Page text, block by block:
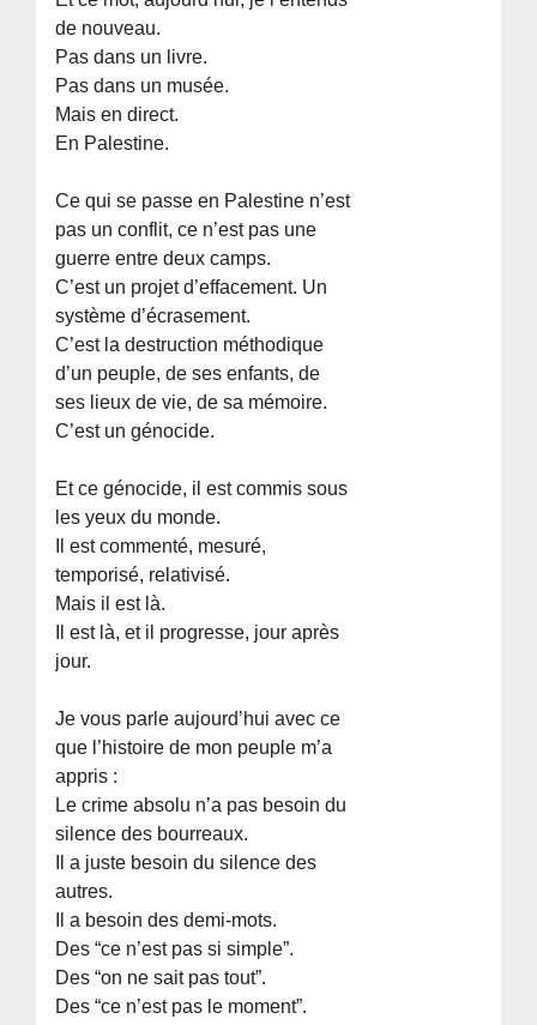
de nouveau.
Pas dans un livre.
Pas dans un musée.
Mais en direct.
En Palestine.
Ce qui se passe en Palestine n’est
pas un conflit, ce n’est pas une
guerre entre deux camps.
C’est un projet d’effacement. Un
système d’écrasement.
C’est la destruction méthodique
d’un peuple, de ses enfants, de
ses lieux de vie, de sa mémoire.
C’est un génocide.
Et ce génocide, il est commis sous
les yeux du monde.
Il est commenté, mesuré,
temporisé, relativisé.
Mais il est là.
Il est là, et il progresse, jour après
jour.
Je vous parle aujourd’hui avec ce
que l’histoire de mon peuple m’a
appris :
Le crime absolu n’a pas besoin du
silence des bourreaux.
Il a juste besoin du silence des
autres.
Il a besoin des demi-mots.
Des “ce n’est pas si simple”.
Des “on ne sait pas tout”.
Des “ce n’est pas le moment”.